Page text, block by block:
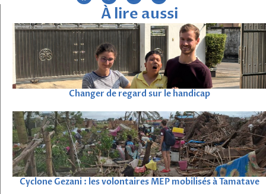
À lire aussi
Changer de regard sur le handicap
Cyclone Gezani : les volontaires MEP mobilisés à Tamatave